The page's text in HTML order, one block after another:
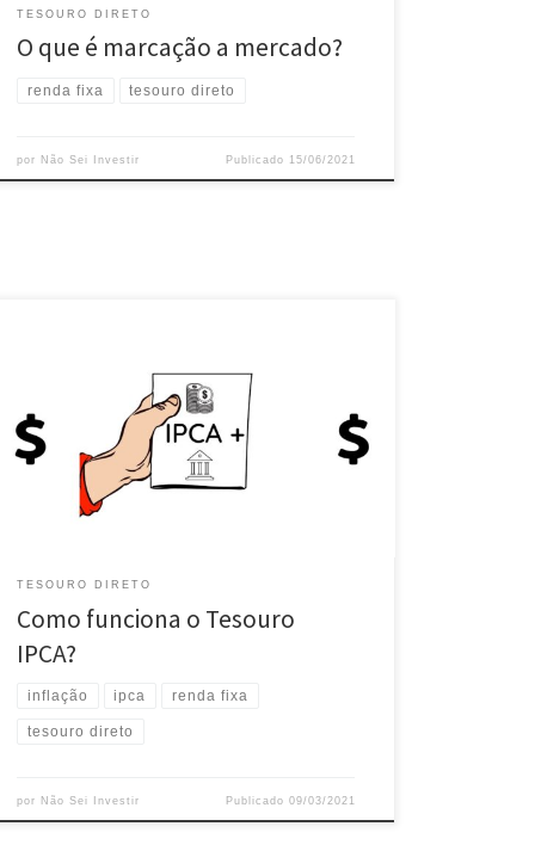
TESOURO DIRETO
O que é marcação a mercado?
renda fixa tesouro direto
por Não Sei Investir Publicado 15/06/2021
O Tesouro IPCA é um título essencial do Tesouro Direto
para o investidor de longo prazo. O que é? Como
funciona? Como investir nele? Vamos conversar sobre
isso tudo e muito mais neste artigo. O que é o Tesouro
IPCA+ ? IPCA é o índice básico utilizado para medir a
TESOURO DIRETO
Como funciona o Tesouro
IPCA?
inflação ipca renda fixa
tesouro direto
por Não Sei Investir Publicado 09/03/2021